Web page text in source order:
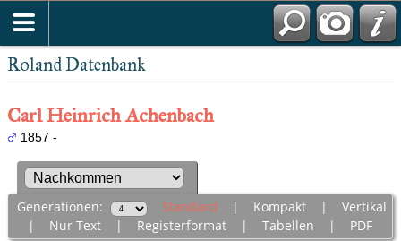
Roland Datenbank
Carl Heinrich Achenbach
1857 -
Generationen: Standard | Kompakt| Vertikal
| Nur Text| Registerformat| Tabellen | PDF